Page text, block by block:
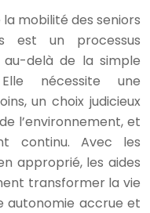
la mobilité des seniors
est un processus
au-delà de la simple
Elle nécessite une
un choix judicieux
l’environnement, et
continu. Avec les
approprié, les aides
transformer la vie
autonomie accrue et